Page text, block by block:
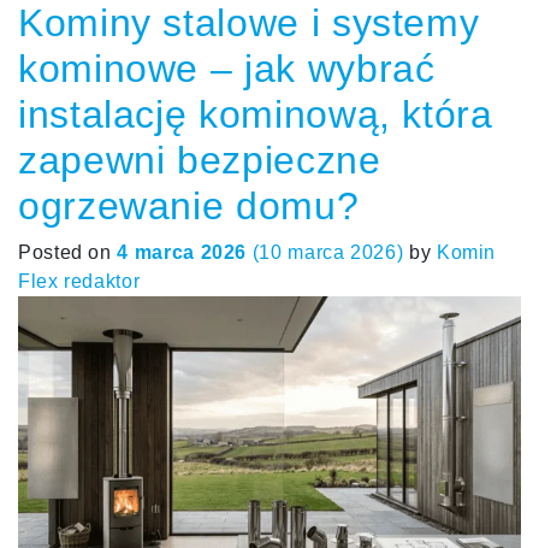
Kominy stalowe i systemy
kominowe – jak wybrać
instalację kominową, która
zapewni bezpieczne
ogrzewanie domu?
Posted on4 marca 2026 (10 marca 2026) by Komin
Flex redaktor